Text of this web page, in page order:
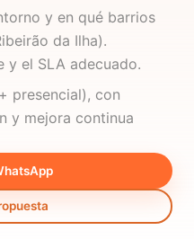
y en qué barrios
da Ilha).
y el SLA adecuado.
presencial), con
y mejora continua